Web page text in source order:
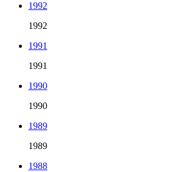
1992
1992
1991
1991
1990
1990
1989
1989
1988